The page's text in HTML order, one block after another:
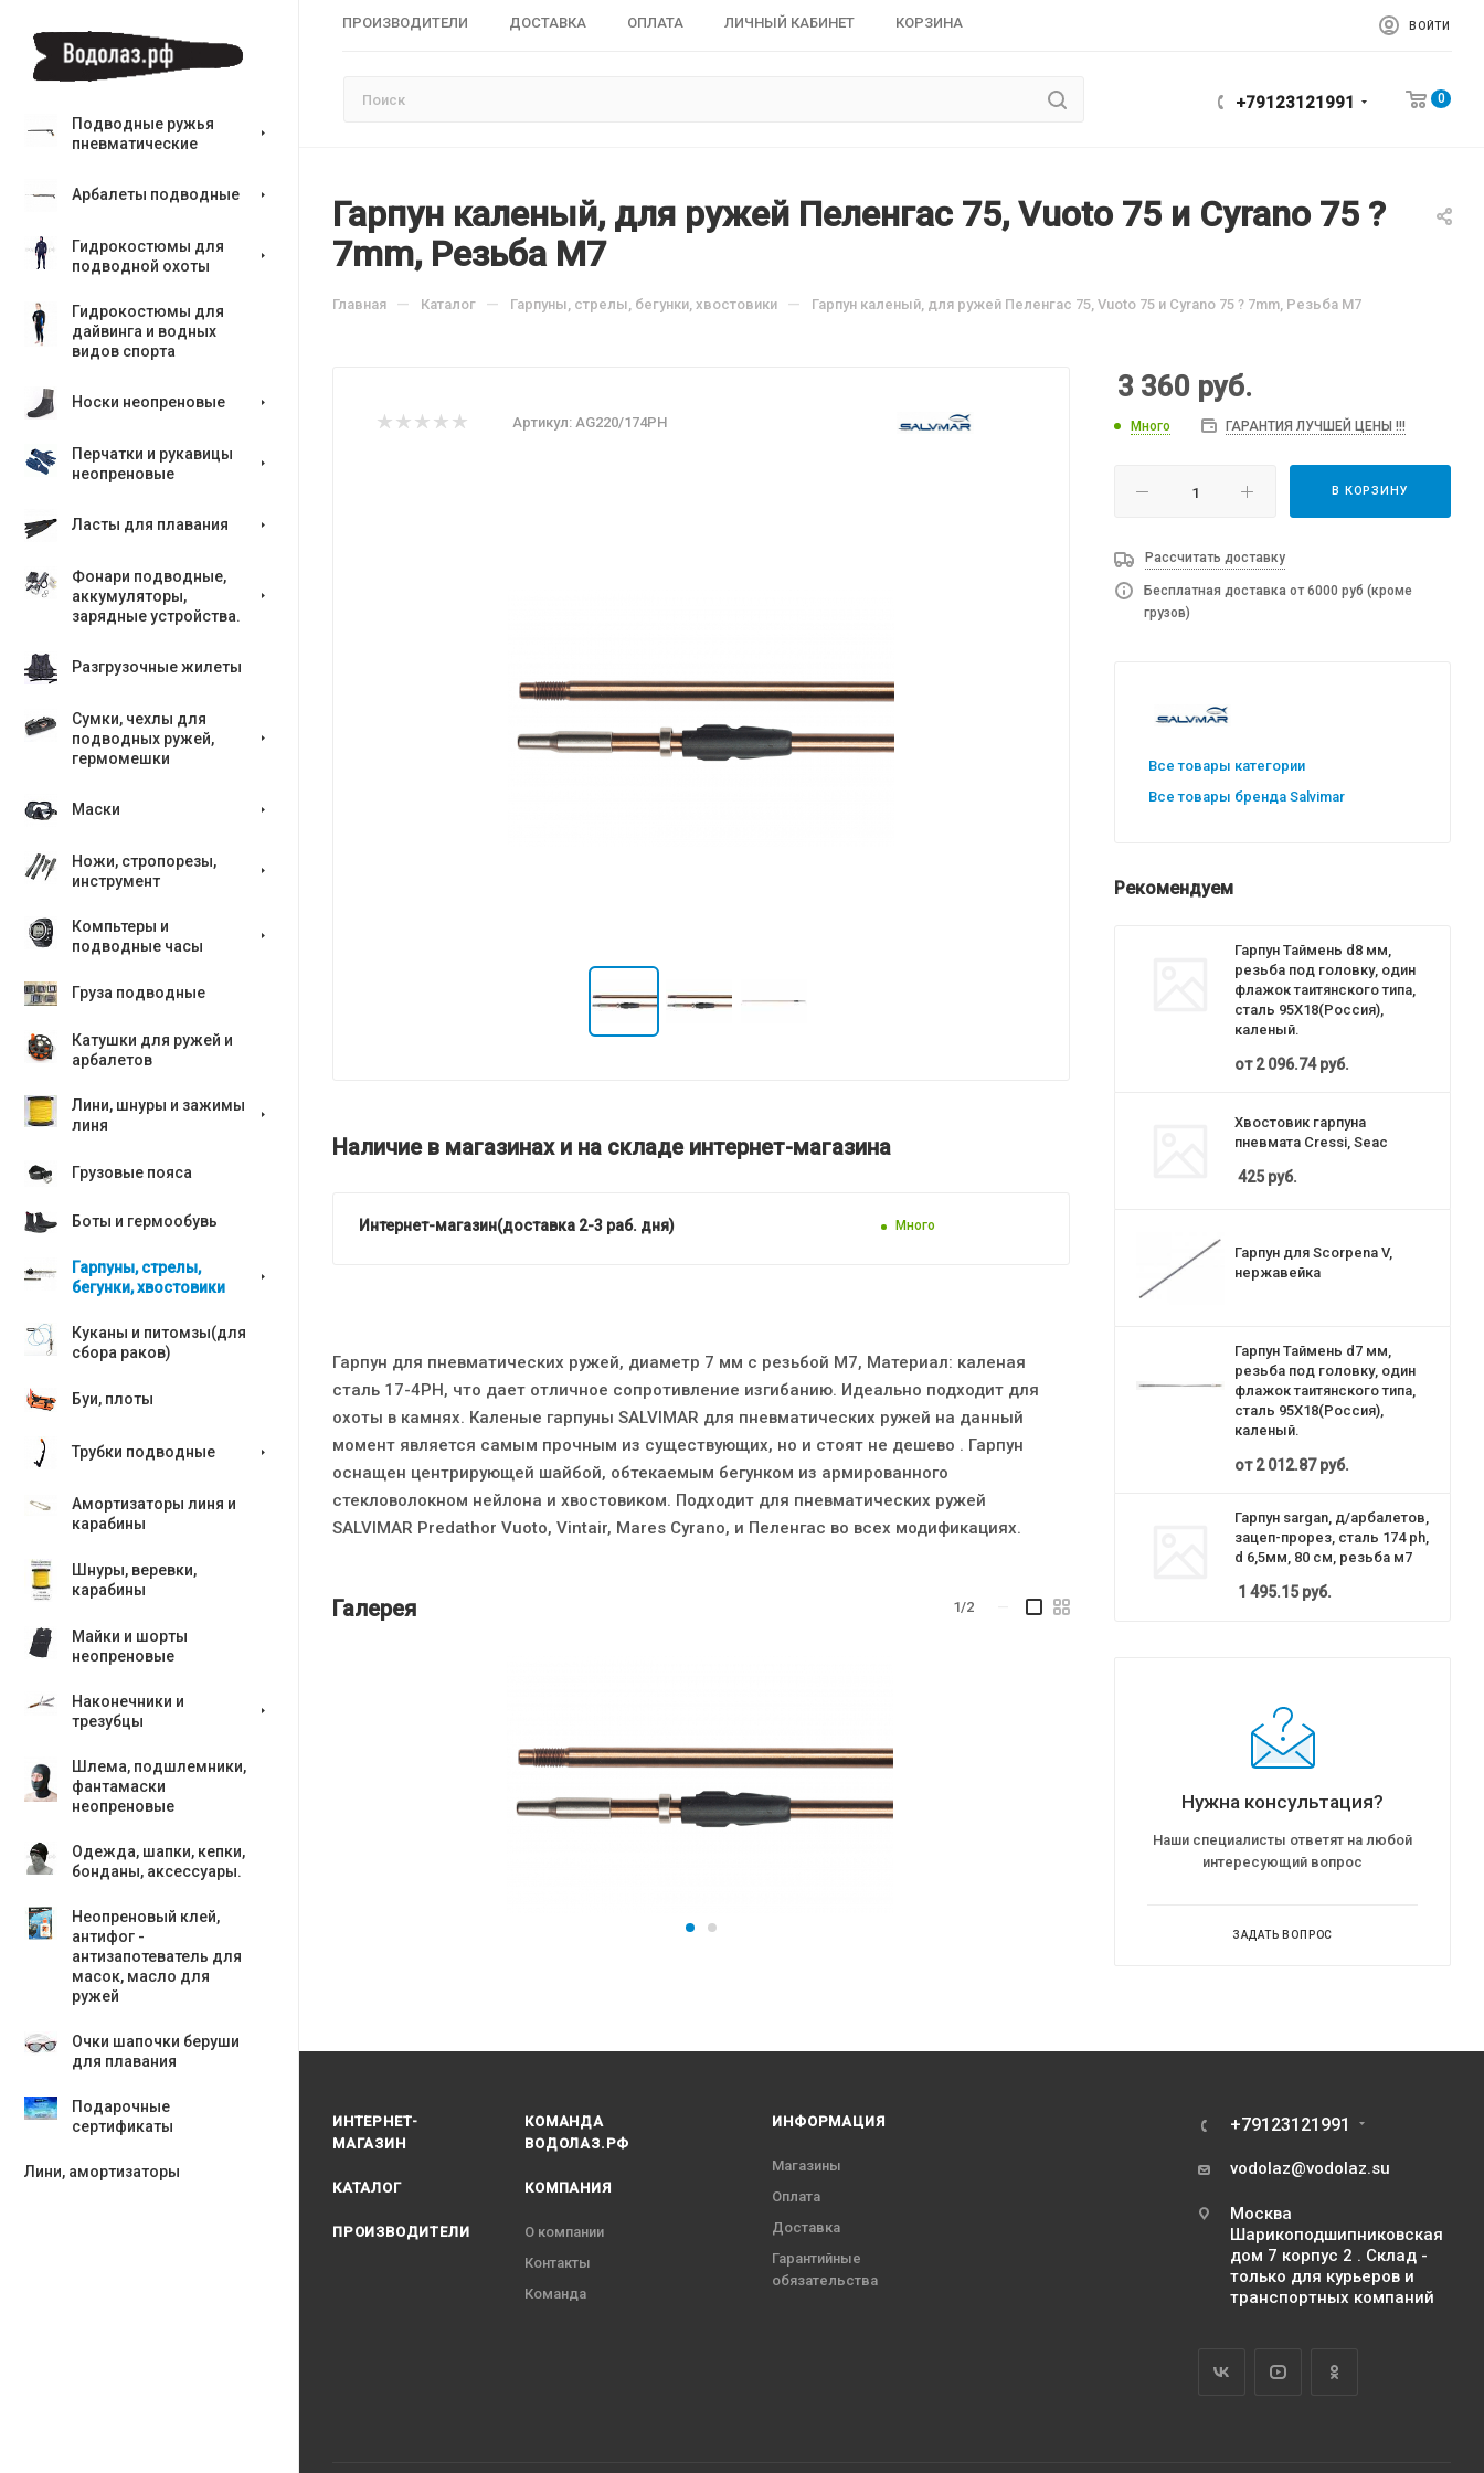
ПРОИЗВОДИТЕЛИ ДОСТАВКА ОПЛАТА ЛИЧНЫЙ КАБИНЕТ КОРЗИНА ВОЙТИ
+79123121991 0
Подводные ружья
пневматические
Арбалеты подводные
Гидрокостюмы для
подводной охоты
Гидрокостюмы для
дайвинга и водных
видов спорта
Носки неопреновые
Перчатки и рукавицы
неопреновые
Ласты для плавания
Фонари подводные,
аккумуляторы,
зарядные устройства.
Разгрузочные жилеты
Сумки, чехлы для
подводных ружей,
гермомешки
Маски
Ножи, стропорезы,
инструмент
Компьтеры и
подводные часы
Груза подводные
Катушки для ружей и
арбалетов
Лини, шнуры и зажимы
линя
Грузовые пояса
Боты и гермообувь
Гарпуны, стрелы,
бегунки, хвостовики
Куканы и питомзы(для
сбора раков)
Буи, плоты
Трубки подводные
Амортизаторы линя и
карабины
Шнуры, веревки,
карабины
Майки и шорты
неопреновые
Наконечники и
трезубцы
Шлема, подшлемники,
фантамаски
неопреновые
Одежда, шапки, кепки,
бонданы, аксесcуары.
Неопреновый клей,
антифог -
антизапотеватель для
масок, масло для
ружей
Очки шапочки беруши
для плавания
Подарочные
сертификаты
Лини, амортизаторы
Гарпун каленый, для ружей Пеленгас 75, Vuoto 75 и Cyrano 75 ?
7mm, Резьба М7
Главная — Каталог — Гарпуны, стрелы, бегунки, хвостовики — Гарпун каленый, для ружей Пеленгас 75, Vuoto 75 и Cyrano 75 ? 7mm, Резьба М7
Артикул: AG220/174PH
Наличие в магазинах и на складе интернет-магазина
Интернет-магазин(доставка 2-3 раб. дня) Много
Гарпун для пневматических ружей, диаметр 7 мм с резьбой М7, Материал: каленая
сталь 17-4PH, что дает отличное сопротивление изгибанию. Идеально подходит для
охоты в камнях. Каленые гарпуны SALVIMAR для пневматических ружей на данный
момент является самым прочным из существующих, но и стоят не дешево . Гарпун
оснащен центрирующей шайбой, обтекаемым бегунком из армированного
стекловолокном нейлона и хвостовиком. Подходит для пневматических ружей
SALVIMAR Predathor Vuoto, Vintair, Mares Cyrano, и Пеленгас во всех модификациях.
Галерея 1/2
3 360 руб.
Много ГАРАНТИЯ ЛУЧШЕЙ ЦЕНЫ !!!
В КОРЗИНУ
Рассчитать доставку
Бесплатная доставка от 6000 руб (кроме
грузов)
Все товары категории
Все товары бренда Salvimar
Рекомендуем
Гарпун Таймень d8 мм,
резьба под головку, один
флажок таитянского типа,
сталь 95Х18(Россия),
каленый.
от2 096.74 руб.
Хвостовик гарпуна
пневмата Cressi, Seac
425руб.
Гарпун для Scorpena V,
нержавейка
Гарпун Таймень d7 мм,
резьба под головку, один
флажок таитянского типа,
сталь 95Х18(Россия),
каленый.
от2 012.87 руб.
Гарпун sargan, д/арбалетов,
зацеп-прорез, сталь 174 ph,
d 6,5мм, 80 см, резьба м7
1 495.15руб.
Нужна консультация?
Наши специалисты ответят на любой
интересующий вопрос
ЗАДАТЬ ВОПРОС
ИНТЕРНЕТ-
МАГАЗИН
КАТАЛОГ
ПРОИЗВОДИТЕЛИ
КОМАНДА
ВОДОЛАЗ.РФ
КОМПАНИЯ
О компании
Контакты
Команда
ИНФОРМАЦИЯ
Магазины
Оплата
Доставка
Гарантийные
обязательства
+79123121991
vodolaz@vodolaz.su
Москва
Шарикоподшипниковская
дом 7 корпус 2 . Склад -
только для курьеров и
транспортных компаний